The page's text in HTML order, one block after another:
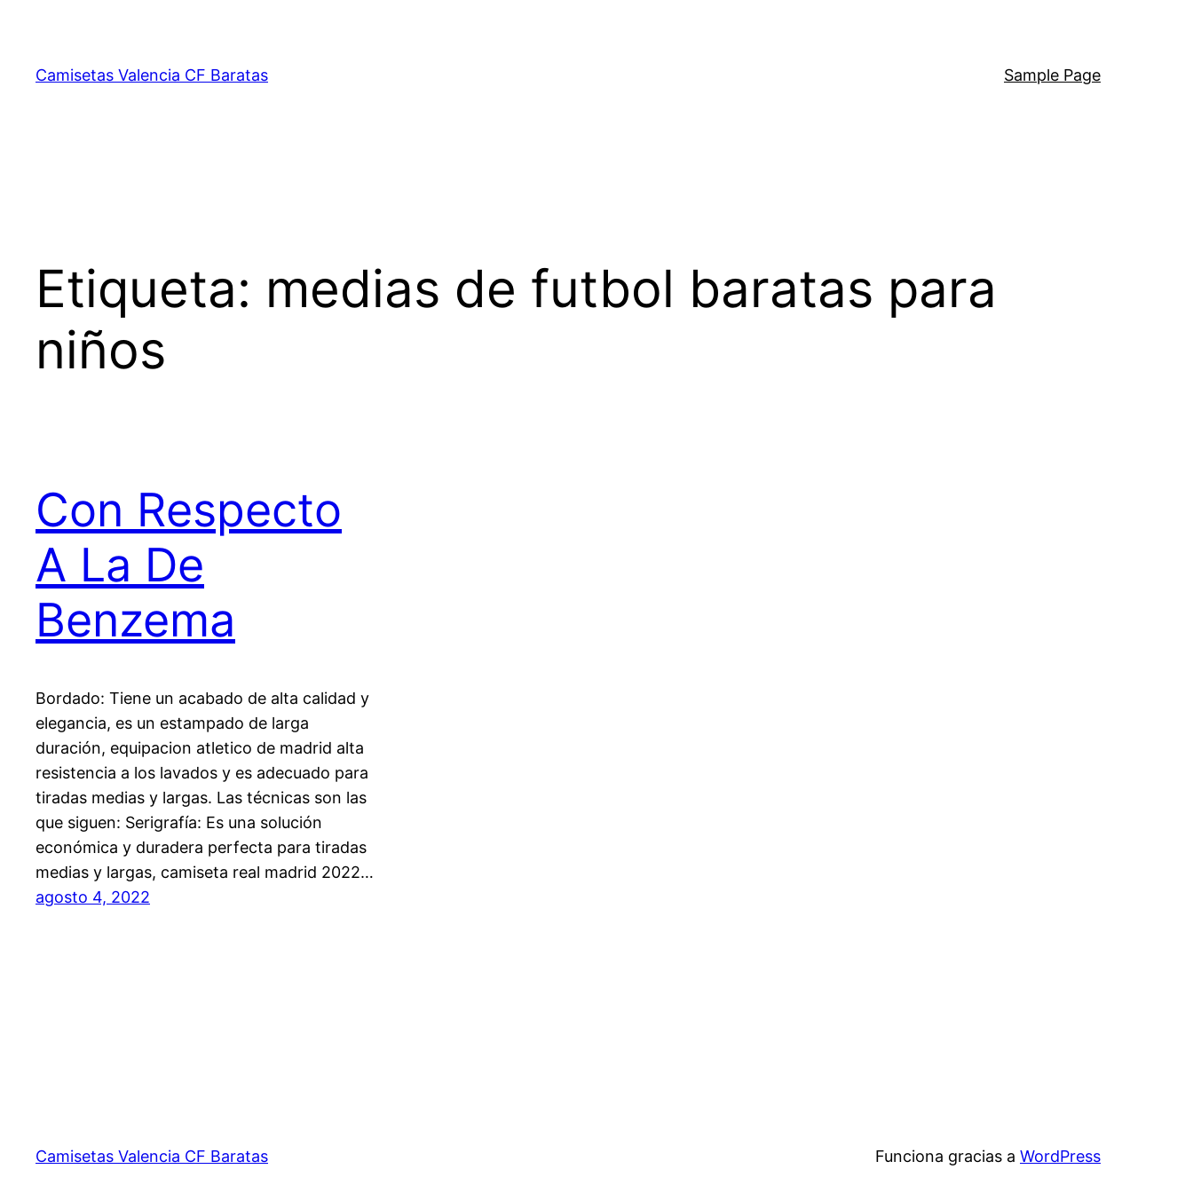
contenido
Camisetas Valencia CF Baratas Sample Page
Etiqueta: medias de futbol baratas para
niños
Con Respecto
A La De
Benzema
Bordado: Tiene un acabado de alta calidad y
elegancia, es un estampado de larga
duración, equipacion atletico de madrid alta
resistencia a los lavados y es adecuado para
tiradas medias y largas. Las técnicas son las
que siguen: Serigrafía: Es una solución
económica y duradera perfecta para tiradas
medias y largas, camiseta real madrid 2022…
agosto 4, 2022
Camisetas Valencia CF Baratas Funciona gracias a WordPress